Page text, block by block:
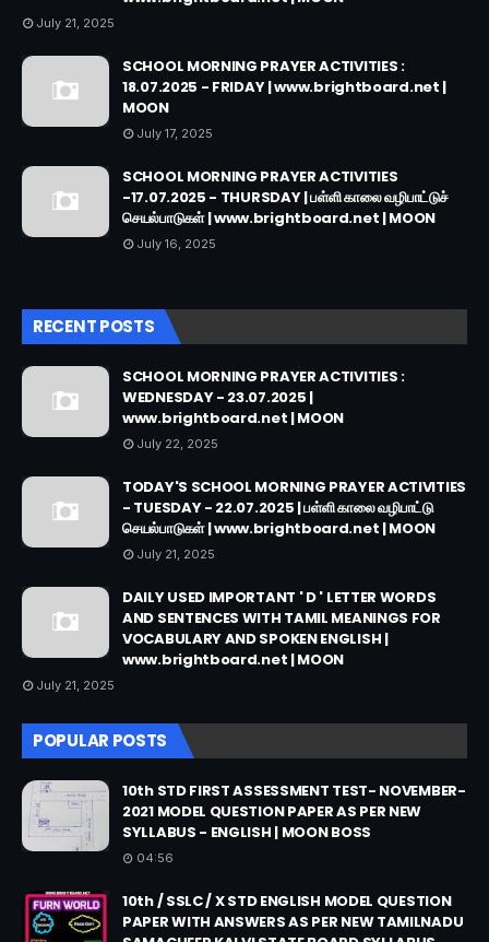
July 21, 2025
SCHOOL MORNING PRAYER ACTIVITIES :
18.07.2025 - FRIDAY | www.brightboard.net |
MOON
July 17, 2025
SCHOOL MORNING PRAYER ACTIVITIES
-17.07.2025 - THURSDAY | பள்ளி காலை வழிபாட்டுச்
செயல்பாடுகள் | www.brightboard.net | MOON
July 16, 2025
RECENT POSTS
SCHOOL MORNING PRAYER ACTIVITIES :
WEDNESDAY - 23.07.2025 |
www.brightboard.net | MOON
July 22, 2025
TODAY'S SCHOOL MORNING PRAYER ACTIVITIES
- TUESDAY - 22.07.2025 | பள்ளி காலை வழிபாட்டு
செயல்பாடுகள் | www.brightboard.net | MOON
July 21, 2025
DAILY USED IMPORTANT ' D ' LETTER WORDS
AND SENTENCES WITH TAMIL MEANINGS FOR
VOCABULARY AND SPOKEN ENGLISH |
www.brightboard.net | MOON
July 21, 2025
POPULAR POSTS
10th STD FIRST ASSESSMENT TEST- NOVEMBER-
2021 MODEL QUESTION PAPER AS PER NEW
SYLLABUS - ENGLISH | MOON BOSS
04:56
10th / SSLC / X STD ENGLISH MODEL QUESTION
PAPER WITH ANSWERS AS PER NEW TAMILNADU